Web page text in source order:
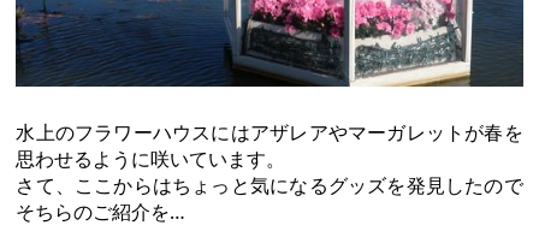
水上のフラワーハウスにはアザレアやマーガレットが春を
思わせるように咲いています。
さて、ここからはちょっと気になるグッズを発見したので
そちらのご紹介を…